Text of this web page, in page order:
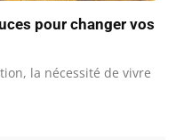
pour changer vos
la nécessité de vivre